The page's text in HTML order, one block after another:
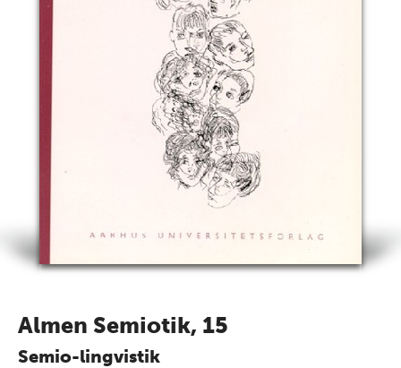
Almen Semiotik, 15
Semio-lingvistik